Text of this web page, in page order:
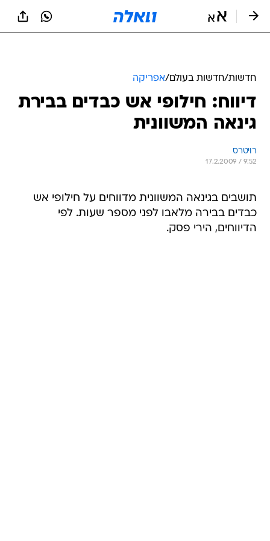
חדשות/חדשות בעולם/אפריקה
דיווח: חילופי אש כבדים בבירת
גינאה המשוונית
רויטרס
17.2.2009 / 9:52
תושבים בגינאה המשוונית מדווחים על חילופי אש
כבדים בבירה מלאבו לפני מספר שעות. לפי
הדיווחים, הירי פסק.